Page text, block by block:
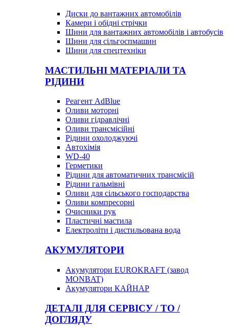
Диски до вантажних автомобілів
Камери і обідні стрічки
Шини для вантажних автомобілів і автобусів
Шини для сільгоспмашин
Шини для спецтехніки
МАСТИЛЬНІ МАТЕРІАЛИ ТА
РІДИНИ
Реагент AdBlue
Оливи моторні
Оливи гідравлічні
Оливи трансмісійні
Рідини охолоджуючі
Автохімія
WD-40
Герметики
Рідини для автоматичних трансмісій
Рідини гальмівні
Оливи для сільського господарства
Оливи компресорні
Очисники рук
Пластичні мастила
Електроліти і дистильована вода
АКУМУЛЯТОРИ
Акумулятори EUROKRAFT (завод
MONBAT)
Акумулятори КАЙНАР
ДЕТАЛІ ДЛЯ СЕРВІСУ / ТО /
ДОГЛЯДУ